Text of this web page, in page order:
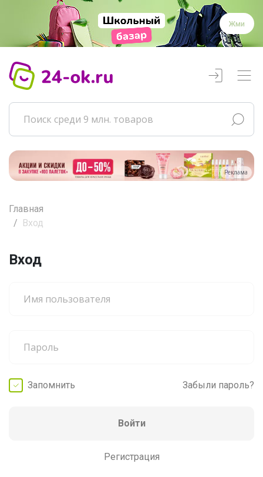
Жми
Реклама
Главная
Вход
Вход
Запомнить Забыли пароль?
Войти
Регистрация